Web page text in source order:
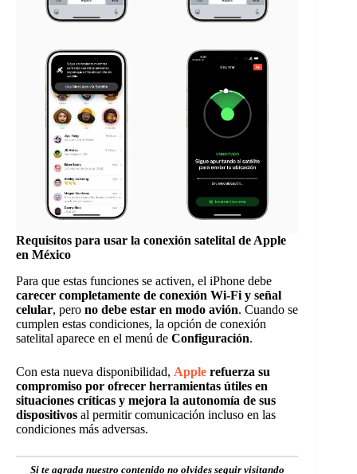
Requisitos para usar la conexión satelital de Apple
en México
Para que estas funciones se activen, el iPhone debe
carecer completamente de conexión Wi-Fi y señal
celular, pero no debe estar en modo avión. Cuando se
cumplen estas condiciones, la opción de conexión
satelital aparece en el menú de Configuración.
Con esta nueva disponibilidad, Apple refuerza su
compromiso por ofrecer herramientas útiles en
situaciones críticas y mejora la autonomía de sus
dispositivos al permitir comunicación incluso en las
condiciones más adversas.
Si te agrada nuestro contenido no olvides seguir visitando